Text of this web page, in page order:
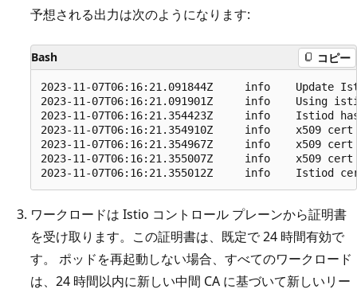
予想される出力は次のようになります:
Bash コピー
2023-11-07T06:16:21.091844Z     info    Update
2023-11-07T06:16:21.091901Z     info    Using
2023-11-07T06:16:21.354423Z     info    Istiod
2023-11-07T06:16:21.354910Z     info    x509 cert
2023-11-07T06:16:21.354967Z     info    x509 cert
2023-11-07T06:16:21.355007Z     info    x509 cert -
ワークロードは Istio コントロール プレーンから証明書
を受け取ります。この証明書は、既定で 24 時間有効で
す。 ポッドを再起動しない場合、すべてのワークロード
は、24 時間以内に新しい中間 CA に基づいて新しいリー